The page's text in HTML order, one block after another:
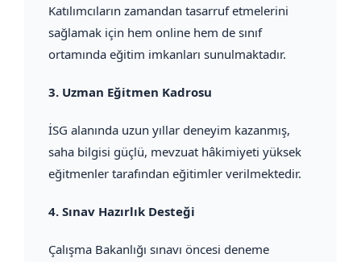
Katılımcıların zamandan tasarruf etmelerini
sağlamak için hem online hem de sınıf
ortamında eğitim imkanları sunulmaktadır.
3. Uzman Eğitmen Kadrosu
İSG alanında uzun yıllar deneyim kazanmış,
saha bilgisi güçlü, mevzuat hâkimiyeti yüksek
eğitmenler tarafından eğitimler verilmektedir.
4. Sınav Hazırlık Desteği
Çalışma Bakanlığı sınavı öncesi deneme